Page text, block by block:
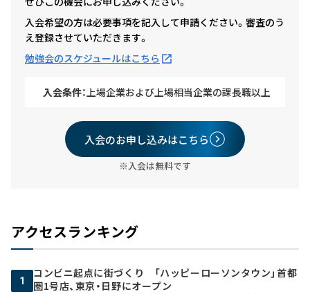
入会希望の方は必要事項を記入して申請ください。審査のう
え登録させていただきます。
勉強会のスケジュールはこちら
入会条件：上場企業および上場相当企業の課長職以上
入会のお申し込みはこちら
※入会は無料です
アクセスランキング
1
コンビニ起点に街づくり 「ハッピーローソンタウン」首都
圏1号店、東京・日野にオープン